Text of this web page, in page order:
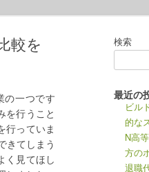
較を
の一つです
を行うこと
行っていま
きてしまう
く見てほし
検索
最近の
ビル
的な
N高
方の
退職